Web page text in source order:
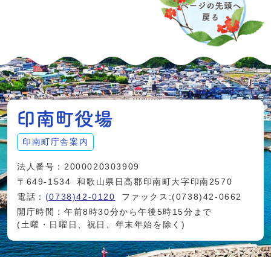
印南町庁舎案内
法人番号：2000020303909
〒649-1534
和歌山県日高郡印南町大字印南2570
電話： (0738)42-0120
ファックス:(0738)42-0662
開庁時間：午前8時30分から午後5時15分まで
(土曜・日曜日、祝日、年末年始を除く)